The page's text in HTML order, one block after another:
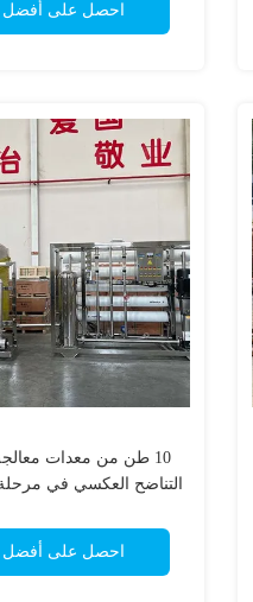
احصل على أفضل
10 طن من معدات
التناضح العكسي في مرحلة
احصل على أفضل